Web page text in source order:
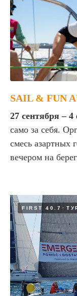
SAIL & FUN
27 сентября – 4
само за себя.
смесь азартных
вечером на
FIRST 40.7